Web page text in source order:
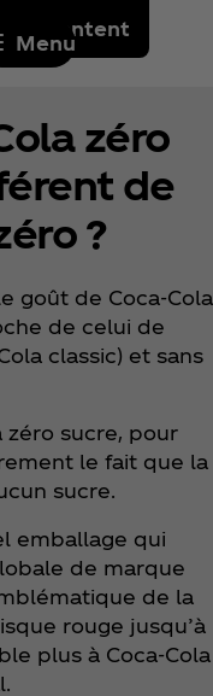
to content
Menu
zéro
de
?
goût de Coca‑Cola
de celui de
classic) et sans
zéro sucre, pour
le fait que la
sucre.
emballage qui
de marque
de la
rouge jusqu’à
plus à Coca‑Cola